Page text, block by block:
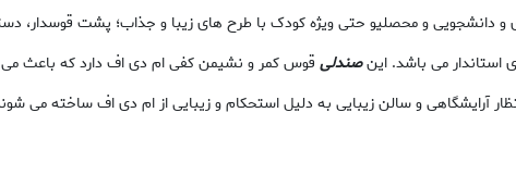
و دانشجویی و محصلیو حتی ویژه کودک با طرح های زیبا و جذاب؛ پشت
استاندار می باشد. اینصندلی قوس کمر و نشیمن کفی ام دی اف دارد که باعث
آرایشگاهی و سالن زیبایی به دلیل استحکام و زیبایی از ام دی اف ساخته می